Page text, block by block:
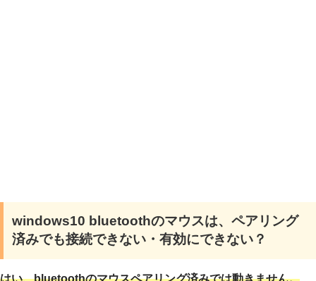
windows10 bluetoothのマウスは、ペアリング
済みでも接続できない・有効にできない？
はい、bluetoothのマウスペアリング済みでは動きません。